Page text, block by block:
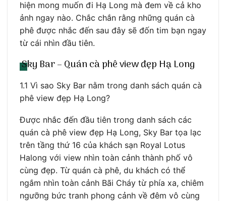
hiện mong muốn đi Hạ Long mà đem về cả kho
ảnh ngay nào. Chắc chắn rằng những quán cà
phê được nhắc đến sau đây sẽ đốn tim bạn ngay
từ cái nhìn đầu tiên.
Sky Bar – Quán cà phê view đẹp Hạ Long
1.1 Vì sao Sky Bar nằm trong danh sách quán cà
phê view đẹp Hạ Long?
Được nhắc đến đầu tiên trong danh sách các
quán cà phê view đẹp Hạ Long, Sky Bar tọa lạc
trên tầng thứ 16 của khách sạn Royal Lotus
Halong với view nhìn toàn cảnh thành phố vô
cùng đẹp. Từ quán cà phê, du khách có thể
ngắm nhìn toàn cảnh Bãi Cháy từ phía xa, chiêm
ngưỡng bức tranh phong cảnh về đêm vô cùng